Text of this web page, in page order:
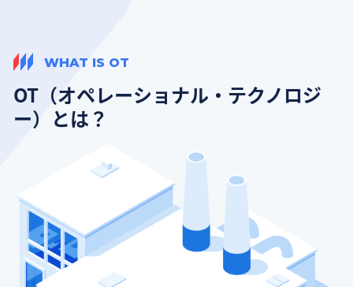
WHAT IS OT
OT（オペレーショナル・テクノロジ
ー）とは？